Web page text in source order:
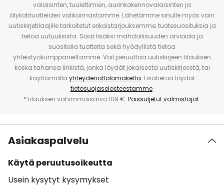
valaisinten, tuulettimien, aurinkokennovalaisinten ja
älykotituotteiden valikoimastamme. Lähetämme sinulle myös vain
uutiskirjetilaajille tarkoitetut erikoistarjouksemme, tuotesuosituksia ja
tietoa uutuuksista. Saat lisäksi mahdollisuuden arvioida ja
suositella tuotteita sekä hyödyllistä tietoa
yhteistyökumppaneiltamme. Voit peruuttaa uutiskirjeen tilauksen
koska tahansa linkistä, jonka löydät jokaisesta uutiskirjeestä, tai
käyttämällä yhteydenottolomaketta. Lisätietoa löydät
tietosuojaselosteestamme.
*Tilauksen vähimmäisarvo 109 €. Poissuljetut valmistajat.
Asiakaspalvelu
Käytä peruutusoikeutta
Usein kysytyt kysymykset